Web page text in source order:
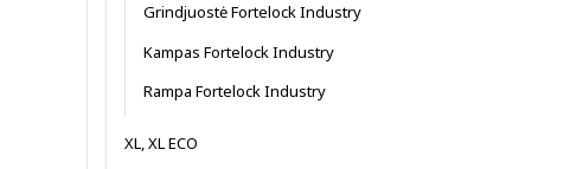
Grindjuostė Fortelock Industry
Kampas Fortelock Industry
Rampa Fortelock Industry
XL, XL ECO